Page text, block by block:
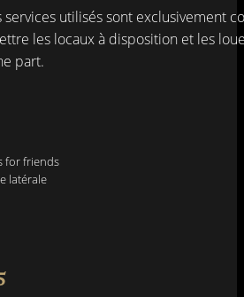
services utilisés sont
les locaux à disposition et les
part.
for friends
latérale